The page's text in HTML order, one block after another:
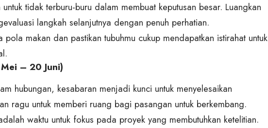
tidak terburu-buru dalam membuat keputusan besar. Luangkan
langkah selanjutnya dengan penuh perhatian.
pola makan dan pastikan tubuhmu cukup mendapatkan istirahat untuk
– 20 Juni)
hubungan, kesabaran menjadi kunci untuk menyelesaikan
ragu untuk memberi ruang bagi pasangan untuk berkembang.
waktu untuk fokus pada proyek yang membutuhkan ketelitian.